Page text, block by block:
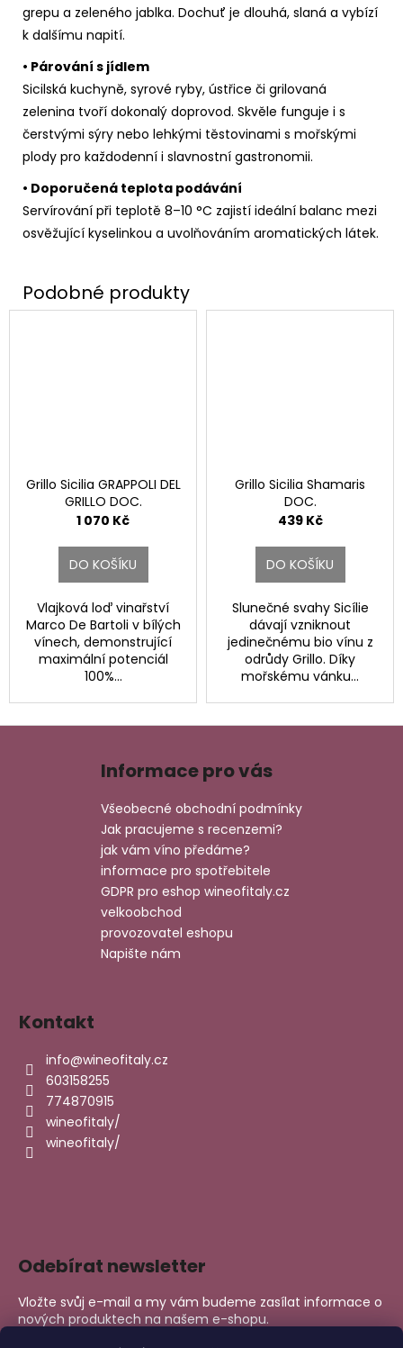
grepu a zeleného jablka. Dochuť je dlouhá, slaná a vybízí
k dalšímu napití.
• Párování s jídlem
Sicilská kuchyně, syrové ryby, ústřice či grilovaná
zelenina tvoří dokonalý doprovod. Skvěle funguje i s
čerstvými sýry nebo lehkými těstovinami s mořskými
plody pro každodenní i slavnostní gastronomii.
• Doporučená teplota podávání
Servírování při teplotě 8–10 °C zajistí ideální balanc mezi
osvěžující kyselinkou a uvolňováním aromatických látek.
Grillo Sicilia GRAPPOLI DEL
GRILLO DOC.
1 070 Kč
DO KOŠÍKU
Vlajková loď vinařství
Marco De Bartoli v bílých
vínech, demonstrující
maximální potenciál
100%...
Grillo Sicilia Shamaris
DOC.
439 Kč
DO KOŠÍKU
Slunečné svahy Sicílie
dávají vzniknout
jedinečnému bio vínu z
odrůdy Grillo. Díky
mořskému vánku...
Informace pro vás
Všeobecné obchodní podmínky
Jak pracujeme s recenzemi?
jak vám víno předáme?
informace pro spotřebitele
GDPR pro eshop wineofitaly.cz
velkoobchod
provozovatel eshopu
Napište nám
Kontakt
info@wineofitaly.cz
603158255
774870915
wineofitaly/
wineofitaly/
Odebírat newsletter
Vložte svůj e-mail a my vám budeme zasílat informace o
nových produktech na našem e-shopu.